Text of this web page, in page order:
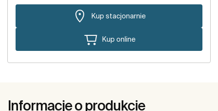
Kup stacjonarnie
Kup online
Informacje o produkcie